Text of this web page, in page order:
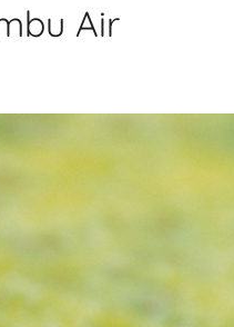
Air